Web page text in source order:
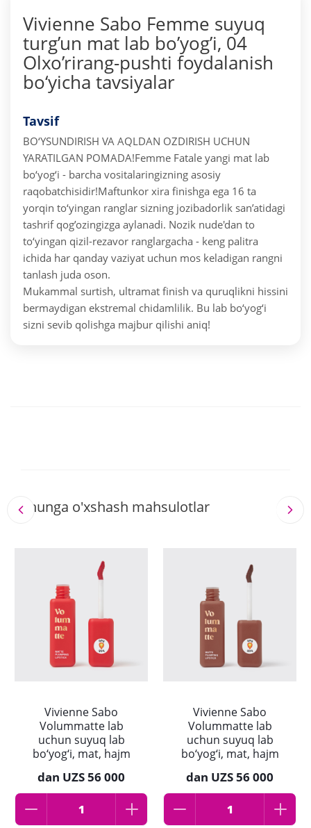
Vivienne Sabo Femme suyuq
turg’un mat lab bo’yog’i, 04
Olxo’rirang-pushti foydalanish
bo‘yicha tavsiyalar
Tavsif
BO‘YSUNDIRISH VA AQLDAN OZDIRISH UCHUN
YARATILGAN POMADA!Femme Fatale yangi mat lab
bo‘yog‘i - barcha vositalaringizning asosiy
raqobatchisidir!Maftunkor xira finishga ega 16 ta
yorqin to‘yingan ranglar sizning jozibadorlik san’atidagi
tashrif qog’ozingizga aylanadi. Nozik nude'dan to
to‘yingan qizil-rezavor ranglargacha - keng palitra
ichida har qanday vaziyat uchun mos keladigan rangni
tanlash juda oson.
Mukammal surtish, ultramat finish va quruqlikni hissini
bermaydigan ekstremal chidamlilik. Bu lab bo‘yog‘i
sizni sevib qolishga majbur qilishi aniq!
Shunga o'xshash mahsulotlar
Vivienne Sabo
Volummatte lab
uchun suyuq lab
bo‘yog‘i, mat, hajm
dan UZS 56 000
Vivienne Sabo
Volummatte lab
uchun suyuq lab
bo‘yog‘i, mat, hajm
Sharob jigarrang
dan UZS 56 000